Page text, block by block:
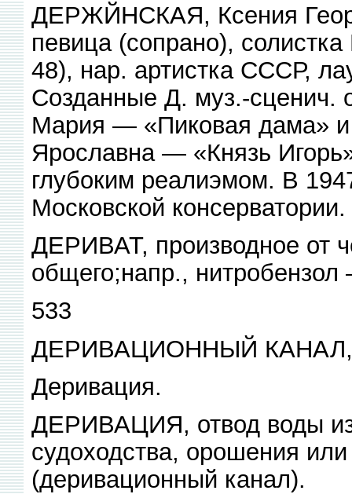
ДЕРЖЙНСКАЯ, Ксения
певица (сопрано),
48), нар. артистка СССР,
Созданные Д. муз.-сценич.
Мария — «Пиковая дама»
Ярославна — «Князь
глубоким реалиэмом. В
Московской
ДЕРИВАТ, производное от
общего;напр.,
533
ДЕРИВАЦИОННЫЙ
Деривация.
ДЕРИВАЦИЯ, отвод воды
судоходства, орошения
(деривационный канал).